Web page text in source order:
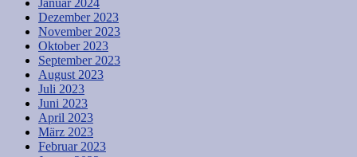
Dezember 2023
November 2023
Oktober 2023
September 2023
August 2023
Juli 2023
Juni 2023
April 2023
März 2023
Februar 2023